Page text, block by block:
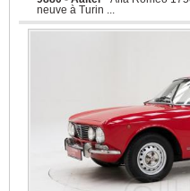
neuve à Turin ...